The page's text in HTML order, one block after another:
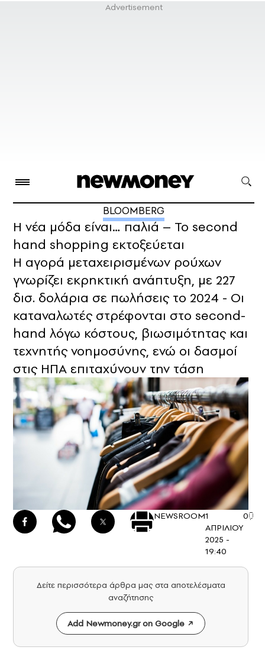
BLOOMBERG
Η νέα μόδα είναι… παλιά – Το second
hand shopping εκτοξεύεται
Η αγορά μεταχειρισμένων ρούχων
γνωρίζει εκρηκτική ανάπτυξη, με 227
δισ. δολάρια σε πωλήσεις το 2024 - Οι
καταναλωτές στρέφονται στο second-
hand λόγω κόστους, βιωσιμότητας και
τεχνητής νοημοσύνης, ενώ οι δασμοί
στις ΗΠΑ επιταχύνουν την τάση
NEWSROOM1
ΑΠΡΙΛΙΟΥ
2025 -
19:40
0
Δείτε περισσότερα άρθρα μας στα αποτελέσματα
αναζήτησης
Add Newmoney.gr on Google